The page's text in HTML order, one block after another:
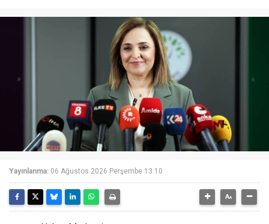
Yayınlanma: 06 Ağustos 2026 Perşembe 13:10